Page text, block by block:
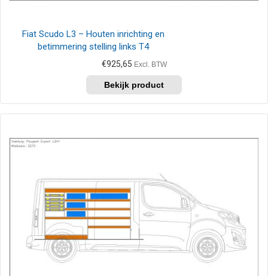
Fiat Scudo L3 – Houten inrichting en
betimmering stelling links T4
€925,65 Excl. BTW